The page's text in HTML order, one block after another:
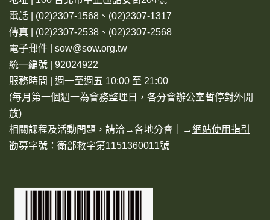
電話 | (02)2307-1568、(02)2307-1317
傳真 | (02)2307-2538、(02)2307-2568
電子郵件 | sow@sow.org.tw
統一編號 | 92024922
服務時間 | 週一至週五 10:00 至 21:00
(每月第一個週一為會務整理日，各分會辦公室暫停對外開
放)
相關課程及活動問題，請洽→各地分會 ｜→網站使用指引
勸募字號：衛部救字第1151360011號